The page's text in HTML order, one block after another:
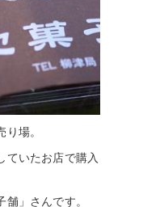
場。
ていたお店で購入
」さんです。